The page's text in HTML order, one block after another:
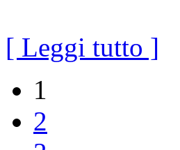
[ Leggi tutto ]
1
2